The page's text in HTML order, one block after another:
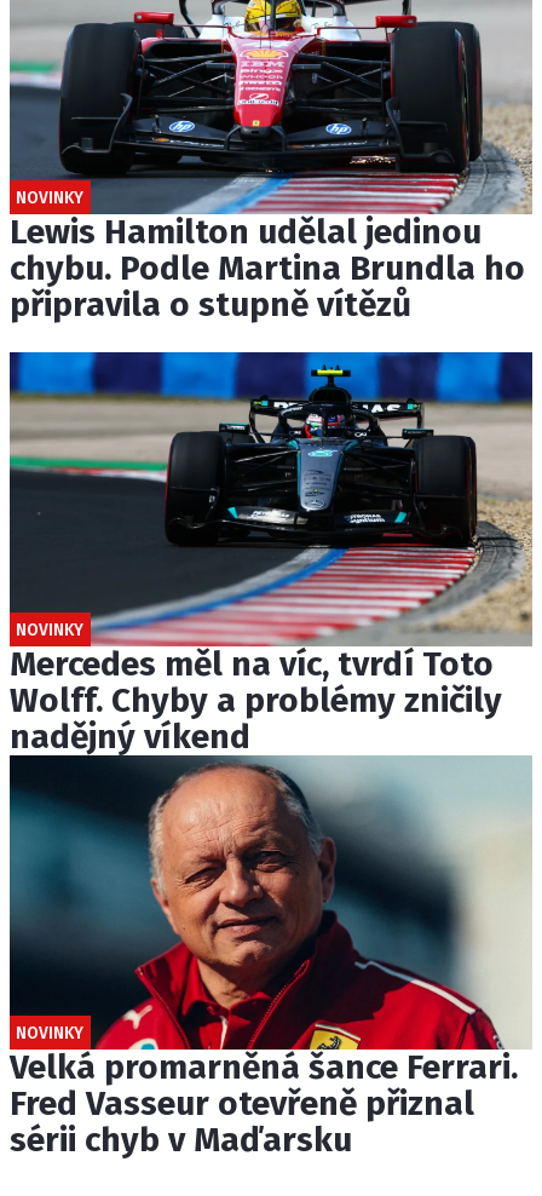
NOVINKY
Lewis Hamilton udělal jedinou
chybu. Podle Martina Brundla ho
připravila o stupně vítězů
NOVINKY
Mercedes měl na víc, tvrdí Toto
Wolff. Chyby a problémy zničily
nadějný víkend
NOVINKY
Velká promarněná šance Ferrari.
Fred Vasseur otevřeně přiznal
sérii chyb v Maďarsku